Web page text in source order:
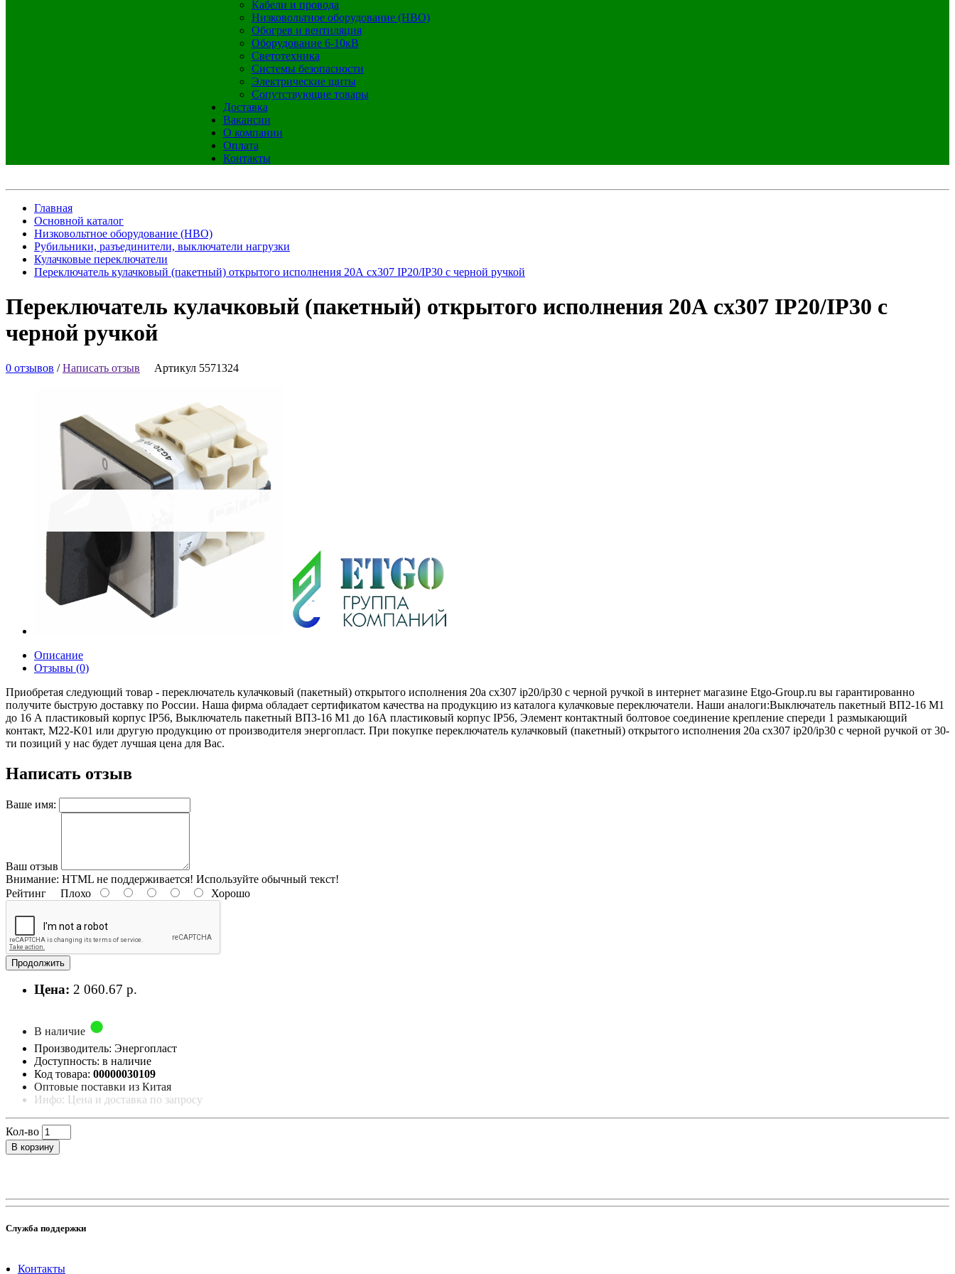
Кабели и провода
Низковольтное оборудование (НВО)
Обогрев и вентиляция
Оборудование 6-10кВ
Светотехника
Системы безопасности
Электрические щиты
Сопутствующие товары
Доставка
Вакансии
О компании
Оплата
Контакты
Главная
Основной каталог
Низковольтное оборудование (НВО)
Рубильники, разъединители, выключатели нагрузки
Кулачковые переключатели
Переключатель кулачковый (пакетный) открытого исполнения 20А сх307 IP20/IP30 с черной ручкой
Переключатель кулачковый (пакетный) открытого исполнения 20А сх307 IP20/IP30 с
черной ручкой
0 отзывов /Написать отзыв Артикул 5571324
Описание
Отзывы (0)
Приобретая следующий товар - переключатель кулачковый (пакетный) открытого исполнения 20а сх307 ip20/ip30 с черной ручкой в интернет магазине Etgo-Group.ru вы гарантированно
получите быструю доставку по России. Наша фирма обладает сертификатом качества на продукцию из каталога кулачковые переключатели. Наши аналоги:Выключатель пакетный ВП2-16 М1
до 16 А пластиковый корпус IP56, Выключатель пакетный ВП3-16 М1 до 16А пластиковый корпус IP56, Элемент контактный болтовое соединение крепление спереди 1 размыкающий
контакт, M22-K01 или другую продукцию от производителя энергопласт. При покупке переключатель кулачковый (пакетный) открытого исполнения 20а сх307 ip20/ip30 с черной ручкой от 30-
ти позиций у нас будет лучшая цена для Вас.
Написать отзыв
Ваше имя:
Ваш отзыв
Внимание: HTML не поддерживается! Используйте обычный текст!
Рейтинг Плохо Хорошо
Продолжить
Цена: 2 060.67 р.
В наличие
Производитель: Энергопласт
Доступность: в наличие
Код товара: 00000030109
Оптовые поставки из Китая
Инфо: Цена и доставка по запросу
Кол-во
В корзину
Служба поддержки
Контакты